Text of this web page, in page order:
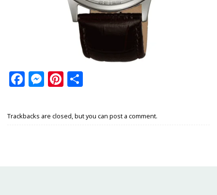
Facebook
Messenger
Pinterest
Trackbacks are closed, but you can post a comment.